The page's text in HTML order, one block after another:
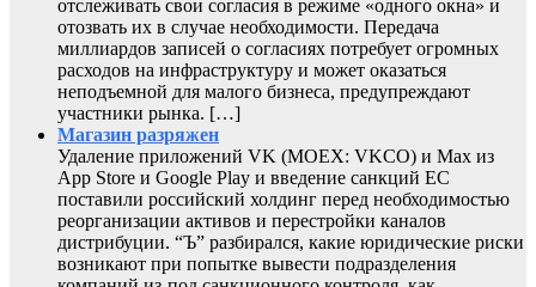
отслеживать свои согласия в режиме «одного окна» и
отозвать их в случае необходимости. Передача
миллиардов записей о согласиях потребует огромных
расходов на инфраструктуру и может оказаться
неподъемной для малого бизнеса, предупреждают
участники рынка. […]
Магазин разряжен
Удаление приложений VK (MOEX: VKCO) и Max из
App Store и Google Play и введение санкций ЕС
поставили российский холдинг перед необходимостью
реорганизации активов и перестройки каналов
дистрибуции. “Ъ” разбирался, какие юридические риски
возникают при попытке вывести подразделения